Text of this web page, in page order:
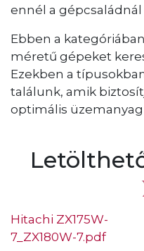
ennél a
Ebben a
méretű gépeket
Ezekben a
találunk, amik
optimális üzemanyag
Hitachi ZX175W-
7_ZX180W-7.pdf